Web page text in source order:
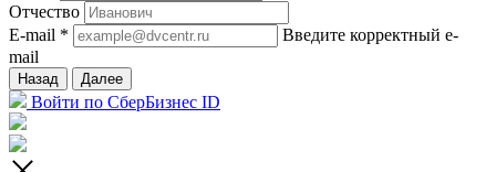
Отчество
E-mail *
Введите корректный e-
mail
Назад Далее
Войти по СберБизнес ID